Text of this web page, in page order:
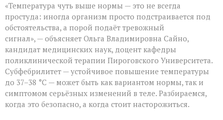
спешите
пить
что
скрывает
температура
37–
38 °C
«Температура чуть выше нормы — это не всегда
простуда: иногда организм просто подстраивается под
обстоятельства, а порой подаёт тревожный
сигнал», — объясняет Ольга Владимировна Сайно,
кандидат медицинских наук, доцент кафедры
поликлинической терапии Пироговского Университета.
Субфебрилитет — устойчивое повышение температуры
до 37–38 °C — может быть как вариантом нормы, так и
симптомом серьёзных изменений в теле. Разбираемся,
когда это безопасно, а когда стоит насторожиться.